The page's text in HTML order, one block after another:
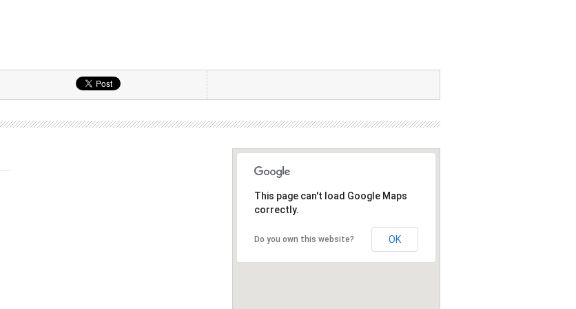
This page can't load Google Maps
correctly.
Do you own this website? OK